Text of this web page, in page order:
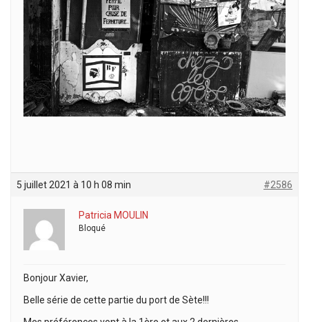
5 juillet 2021 à 10 h 08 min #2586
Patricia MOULIN
Bloqué
Bonjour Xavier,
Belle série de cette partie du port de Sète!!!